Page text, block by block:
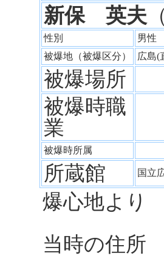
新保 英夫
性別
男性
被爆地（被爆区分）
広島
被爆場所
被爆時職
業
被爆時所属
所蔵館 国立
爆心地よ
当時の住